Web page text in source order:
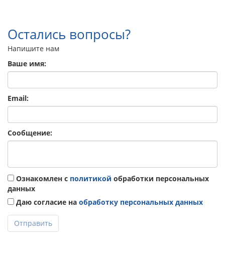
Остались вопросы?
Напишите нам
Ваше имя:
Email:
Сообщение:
Ознакомлен с политикой обработки персональных
данных
Даю согласие на обработку персональных данных
Отправить